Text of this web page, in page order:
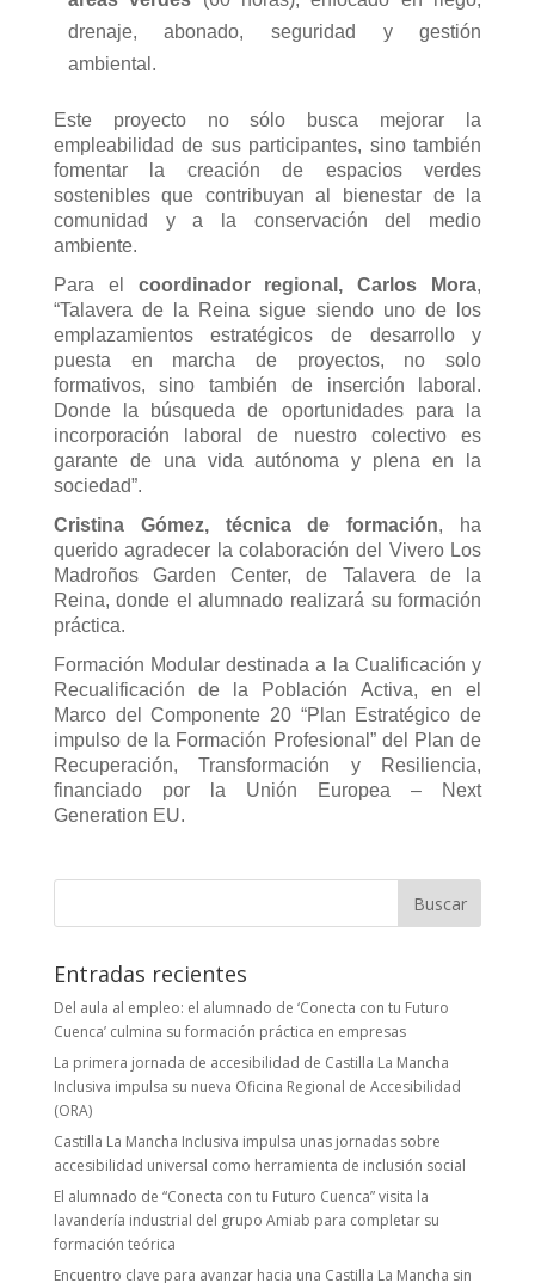
drenaje, abonado, seguridad y gestión
ambiental.
Este proyecto no sólo busca mejorar la
empleabilidad de sus participantes, sino también
fomentar la creación de espacios verdes
sostenibles que contribuyan al bienestar de la
comunidad y a la conservación del medio
ambiente.
Para el coordinador regional, Carlos Mora,
“Talavera de la Reina sigue siendo uno de los
emplazamientos estratégicos de desarrollo y
puesta en marcha de proyectos, no solo
formativos, sino también de inserción laboral.
Donde la búsqueda de oportunidades para la
incorporación laboral de nuestro colectivo es
garante de una vida autónoma y plena en la
sociedad”.
Cristina Gómez, técnica de formación, ha
querido agradecer la colaboración del Vivero Los
Madroños Garden Center, de Talavera de la
Reina, donde el alumnado realizará su formación
práctica.
Formación Modular destinada a la Cualificación y
Recualificación de la Población Activa, en el
Marco del Componente 20 “Plan Estratégico de
impulso de la Formación Profesional” del Plan de
Recuperación, Transformación y Resiliencia,
financiado por la Unión Europea – Next
Generation EU.
Buscar:
Entradas recientes
Del aula al empleo: el alumnado de ‘Conecta con tu Futuro
Cuenca’ culmina su formación práctica en empresas
La primera jornada de accesibilidad de Castilla La Mancha
Inclusiva impulsa su nueva Oficina Regional de Accesibilidad
(ORA)
Castilla La Mancha Inclusiva impulsa unas jornadas sobre
accesibilidad universal como herramienta de inclusión social
El alumnado de “Conecta con tu Futuro Cuenca” visita la
lavandería industrial del grupo Amiab para completar su
formación teórica
Encuentro clave para avanzar hacia una Castilla La Mancha sin